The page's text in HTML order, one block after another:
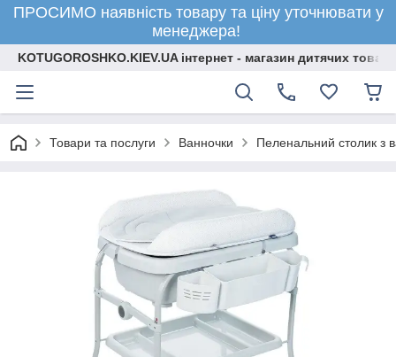
ПРОСИМО наявність товару та ціну уточнювати у
менеджера!
KOTUGOROSHKO.KIEV.UA інтернет - магазин дитячих
Товари та послуги Ванночки Пеленальний столик з